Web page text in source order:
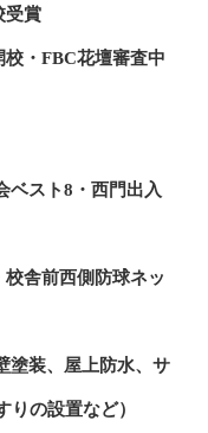
受賞
・FBC花壇審査中
ベスト8・西門出入
舎前西側防球ネッ
塗装、屋上防水、サ
りの設置など）